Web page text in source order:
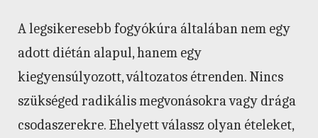
A legsikeresebb fogyókúra általában nem egy
adott diétán alapul, hanem egy
kiegyensúlyozott, változatos étrenden. Nincs
szükséged radikális megvonásokra vagy drága
csodaszerekre. Ehelyett válassz olyan ételeket,